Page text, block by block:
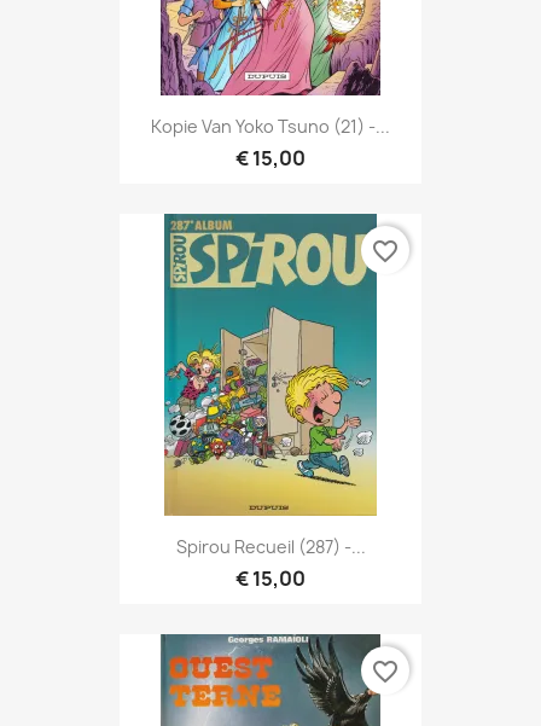
Kopie Van Yoko Tsuno (21) -...
€ 15,00
Spirou Recueil (287) -...
€ 15,00
favorite_border
favorite_border